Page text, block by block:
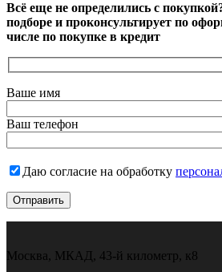
Всё еще не определились с
подборе и проконсультирует по
числе по покупке в кредит
Ваше имя
Ваш телефон
Даю согласие на обработку
Москва, МКАД, 43-й километр, к8